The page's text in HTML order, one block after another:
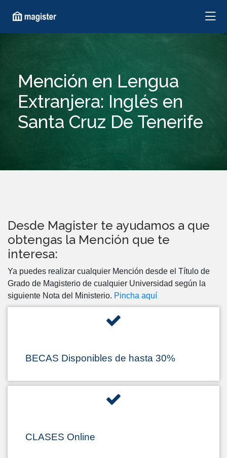
Mención en Lengua
Extranjera: Inglés en
Santa Cruz De Tenerife
Desde Magister te ayudamos a que
obtengas la Mención que te
interesa:
Ya puedes realizar cualquier Mención desde el Título de
Grado de Magisterio de cualquier Universidad según la
siguiente Nota del Ministerio. Pincha aquí
BECAS Disponibles de hasta 30%
CLASES Online